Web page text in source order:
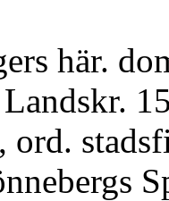
här.
ord.